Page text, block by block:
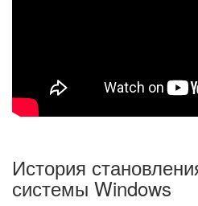
История
системы Windows